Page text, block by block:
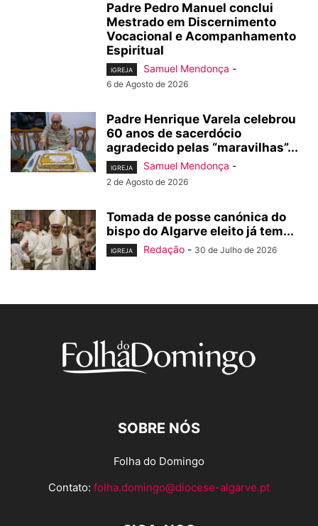
Padre Pedro Manuel conclui
Mestrado em Discernimento
Vocacional e Acompanhamento
Espiritual
IGREJA Samuel Mendonça -
6 de Agosto de 2026
Padre Henrique Varela celebrou
60 anos de sacerdócio
agradecido pelas “maravilhas”...
IGREJA Samuel Mendonça -
2 de Agosto de 2026
Tomada de posse canónica do
bispo do Algarve eleito já tem...
IGREJA Redação - 30 de Julho de 2026
SOBRE NÓS
Folha do Domingo
Contato: folha.domingo@diocese-algarve.pt